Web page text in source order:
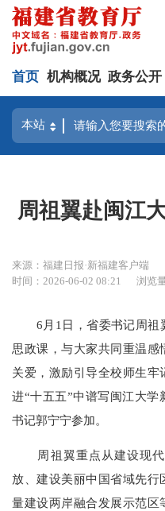
首页 机构概况 政务公开
周祖翼赴闽江
来源：福建日报·新福建客户端
时间：2026-06-02 08:21
浏览
6月1日，省委书记周祖
思政课，与大家共同重温
关爱，激励引导全校师生牢
进“十五五”中谱写闽江大
书记郭宁宁参加。
周祖翼重点从建设现代
放、建设美丽中国省域先
量建设两岸融合发展示范区